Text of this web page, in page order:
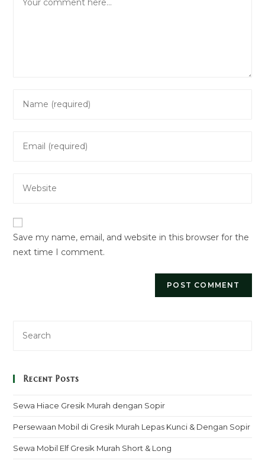
your
comment
your
address
your
URL
(optional)
Save my name, email, and website in this browser for the
next time I comment.
Recent Posts
Sewa Hiace Gresik Murah dengan Sopir
Persewaan Mobil di Gresik Murah Lepas Kunci & Dengan Sopir
Sewa Mobil Elf Gresik Murah Short & Long